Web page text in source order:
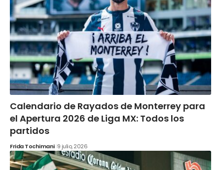
Calendario de Rayados de Monterrey para
el Apertura 2026 de Liga MX: Todos los
partidos
Frida Tochimani 9 julio, 2026